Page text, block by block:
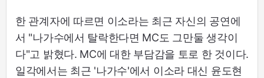
한 관계자에 따르면 이소라는 최근 자신의 공연에
서 "나가수에서 탈락한다면 MC도 그만둘 생각이
다"고 밝혔다. MC에 대한 부담감을 토로 한 것이다.
일각에서는 최근 '나가수'에서 이소라 대신 윤도현